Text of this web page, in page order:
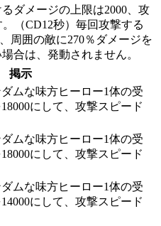
ダメージの上限は2000、攻
（CD12秒）毎回攻撃する
周囲の敵に270％ダメージを
合は、発動されません。
掲示
ムな味方ヒーロー1体の受
にして、攻撃スピード
ムな味方ヒーロー1体の受
にして、攻撃スピード
ムな味方ヒーロー1体の受
にして、攻撃スピード